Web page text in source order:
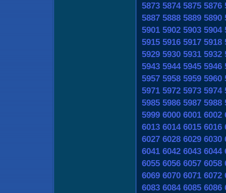
5873 5874 5875 5876
5887 5888 5889 5890
5901 5902 5903 5904
5915 5916 5917 5918
5929 5930 5931 5932
5943 5944 5945 5946
5957 5958 5959 5960
5971 5972 5973 5974
5985 5986 5987 5988
5999 6000 6001 6002
6013 6014 6015 6016
6027 6028 6029 6030
6041 6042 6043 6044
6055 6056 6057 6058
6069 6070 6071 6072
6083 6084 6085 6086